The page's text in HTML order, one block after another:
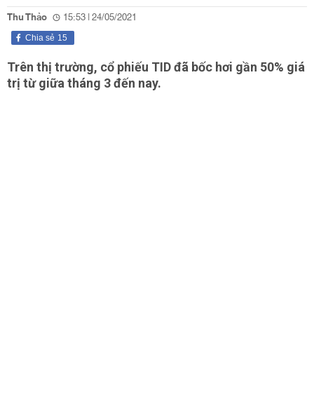
Thu Thảo 15:53 | 24/05/2021
15
Chia sẻ
Trên thị trường, cổ phiếu TID đã bốc hơi gần 50% giá
trị từ giữa tháng 3 đến nay.